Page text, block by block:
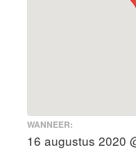
WANNEER:
16 augustus 2020